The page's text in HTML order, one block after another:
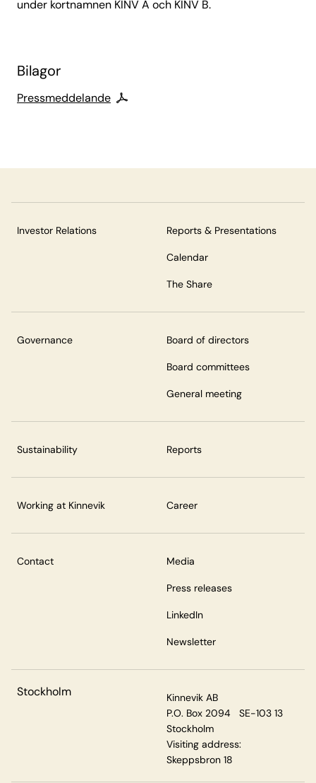
under kortnamnen KINV A och KINV B.
Bilagor
Pressmeddelande
Investor Relations Reports & Presentations
Calendar
The Share
Governance Board of directors
Board committees
General meeting
Sustainability Reports
Working at Kinnevik Career
Contact Media
Press releases
LinkedIn
Newsletter
Stockholm
Kinnevik AB
P.O. Box 2094 SE-103 13
Stockholm
Visiting address:
Skeppsbron 18